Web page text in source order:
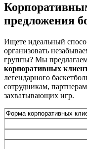
предложения
Ищете идеальный
организовать
группы? Мы
корпоративных
легендарного
сотрудникам,
захватывающих игр.